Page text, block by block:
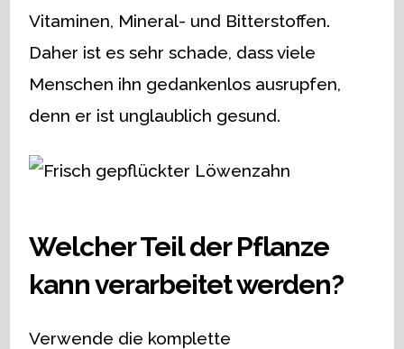
Vitaminen, Mineral- und Bitterstoffen.
Daher ist es sehr schade, dass viele
Menschen ihn gedankenlos ausrupfen,
denn er ist unglaublich gesund.
Welcher Teil der Pflanze
kann verarbeitet werden?
Verwende die komplette